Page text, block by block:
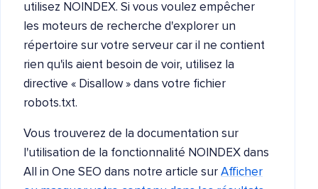
utilisez NOINDEX. Si vous voulez empêcher
les moteurs de recherche d'explorer un
répertoire sur votre serveur car il ne contient
rien qu'ils aient besoin de voir, utilisez la
directive « Disallow » dans votre fichier
robots.txt.
Vous trouverez de la documentation sur
l'utilisation de la fonctionnalité NOINDEX dans
All in One SEO dans notre article sur Afficher